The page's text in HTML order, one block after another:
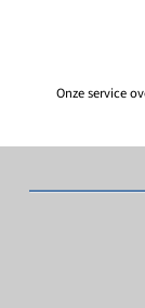
Onze service